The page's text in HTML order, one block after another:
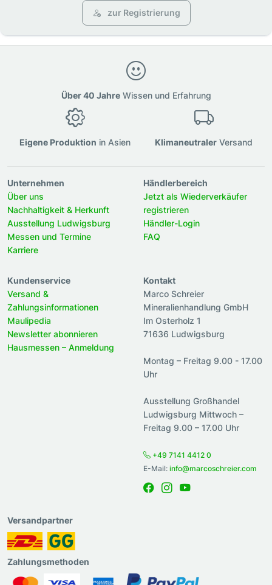
zur Registrierung
Über 40 JahreWissen und Erfahrung
Eigene Produktion in Asien Klimaneutraler Versand
Unternehmen
Über uns
Nachhaltigkeit & Herkunft
Ausstellung Ludwigsburg
Messen und Termine
Karriere
Händlerbereich
Jetzt als Wiederverkäufer
registrieren
Händler-Login
FAQ
Kundenservice
Versand &
Zahlungsinformationen
Maulipedia
Newsletter abonnieren
Hausmessen – Anmeldung
Kontakt
Marco Schreier
Mineralienhandlung GmbH
Im Osterholz 1
71636 Ludwigsburg
Montag – Freitag 9.00 - 17.00
Uhr
Ausstellung Großhandel
Ludwigsburg Mittwoch –
Freitag 9.00 – 17.00 Uhr
+49 7141 4412 0
E-Mail: info@marcoschreier.com
Versandpartner
Zahlungsmethoden